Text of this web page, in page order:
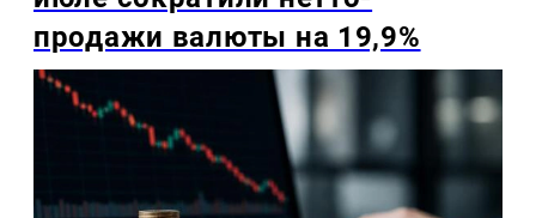
продажи валюты на 19,9%